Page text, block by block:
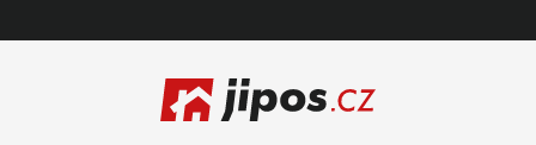
Zápatí